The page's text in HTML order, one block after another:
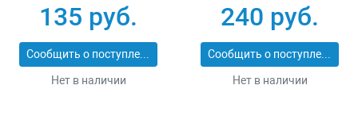
25_z01
135 руб.
Сообщить о поступлении
Нет в наличии
ЭКСПЕРТ 2053-
60_z01
240 руб.
Сообщить о поступлении
Нет в наличии